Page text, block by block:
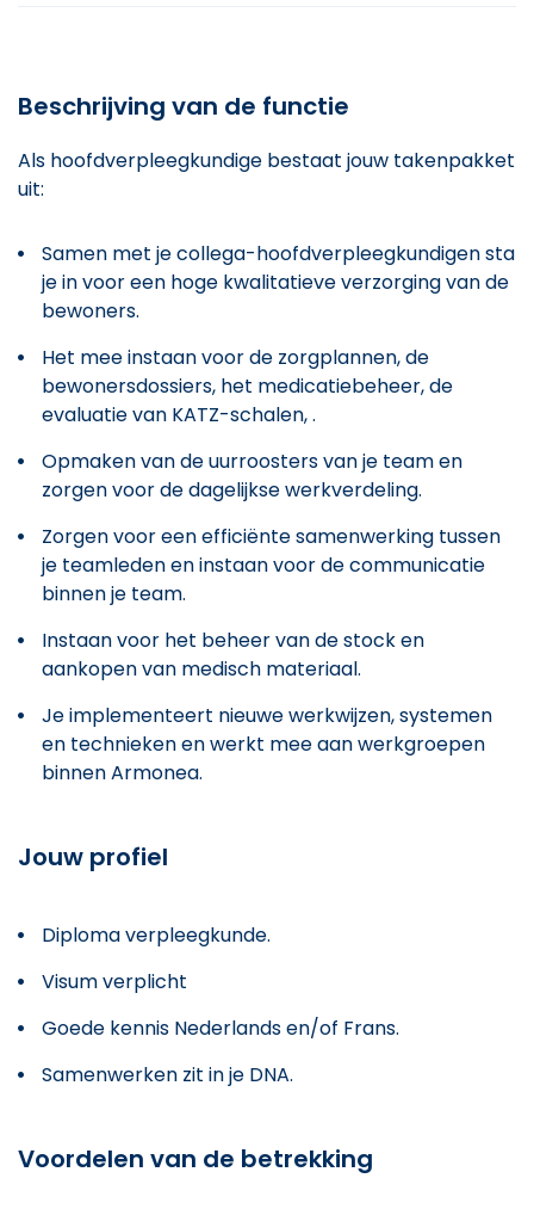
Beschrijving van de functie
Als hoofdverpleegkundige bestaat jouw takenpakket
uit:
Samen met je collega-hoofdverpleegkundigen sta
je in voor een hoge kwalitatieve verzorging van de
bewoners.
Het mee instaan voor de zorgplannen, de
bewonersdossiers, het medicatiebeheer, de
evaluatie van KATZ-schalen, .
Opmaken van de uurroosters van je team en
zorgen voor de dagelijkse werkverdeling.
Zorgen voor een efficiënte samenwerking tussen
je teamleden en instaan voor de communicatie
binnen je team.
Instaan voor het beheer van de stock en
aankopen van medisch materiaal.
Je implementeert nieuwe werkwijzen, systemen
en technieken en werkt mee aan werkgroepen
binnen Armonea.
Jouw profiel
Diploma verpleegkunde.
Visum verplicht
Goede kennis Nederlands en/of Frans.
Samenwerken zit in je DNA.
Voordelen van de betrekking